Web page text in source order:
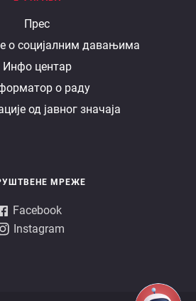
Прес
о социјалним давањима
Инфо центар
о раду
од јавног значаја
МРЕЖЕ
Facebook
Instagram